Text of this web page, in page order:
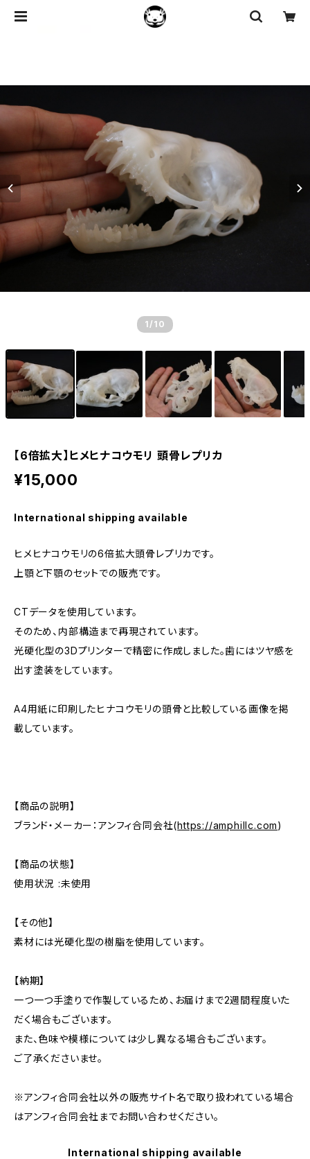
1 /10
【6倍拡大】ヒメヒナコウモリ 頭骨レプリカ
¥15,000
International shipping available
ヒメヒナコウモリの6倍拡大頭骨レプリカです。
上顎と下顎のセットでの販売です。
CTデータを使用しています。
そのため、内部構造まで再現されています。
光硬化型の3Dプリンターで精密に作成しました。歯にはツヤ感を
出す塗装をしています。
A4用紙に印刷したヒナコウモリの頭骨と比較している画像を掲
載しています。
【商品の説明】
ブランド・メーカー：アンフィ合同会社(https://amphillc.com)
【商品の状態】
使用状況 :未使用
【その他】
素材には光硬化型の樹脂を使用しています。
【納期】
一つ一つ手塗りで作製しているため、お届けまで2週間程度いた
だく場合もございます。
また、色味や模様については少し異なる場合もございます。
ご了承くださいませ。
※アンフィ合同会社以外の販売サイト名で取り扱われている場合
はアンフィ合同会社までお問い合わせください。
International shipping available